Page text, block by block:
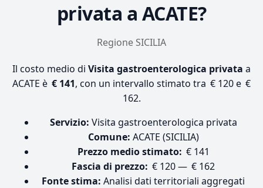
privata a ACATE?
Regione SICILIA
Il costo medio di Visita gastroenterologica privata a
ACATE è € 141, con un intervallo stimato tra € 120 e €
162.
Servizio: Visita gastroenterologica privata
Comune: ACATE (SICILIA)
Prezzo medio stimato: € 141
Fascia di prezzo: € 120 — € 162
Fonte stima: Analisi dati territoriali aggregati